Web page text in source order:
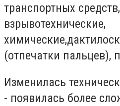
транспортных средств,
взрывотехнические,
химические,
(отпечатки пальцев),
Изменилась
- появилась более